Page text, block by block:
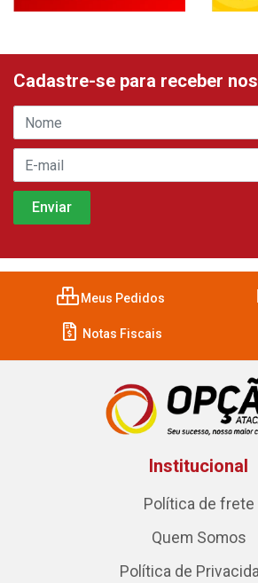
Cadastre-se para receber
Meus Pedidos
Notas Fiscais
Institucional
Política de frete
Quem Somos
Política de